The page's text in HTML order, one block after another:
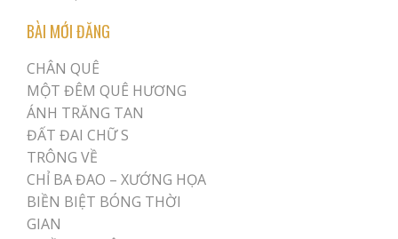
BÀI MỚI ĐĂNG
CHÂN QUÊ
MỘT ĐÊM QUÊ HƯƠNG
ÁNH TRĂNG TAN
ĐẤT ĐAI CHỮ S
TRÔNG VỀ
CHỈ BA ĐAO – XƯỚNG HỌA
BIỀN BIỆT BÓNG THỜI
GIAN